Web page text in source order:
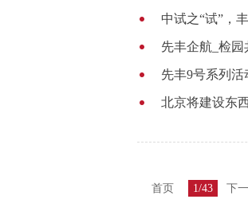
中试之“试”，
先丰企航_检
先丰9号系列
北京将建设东
首页 1/43 下